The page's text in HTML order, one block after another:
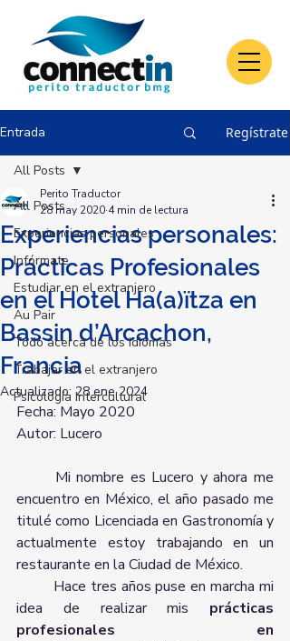
Entrada Regístrate
All Posts
Experiencias personales
Infórmate
Estudiar en el extranjero
Au Pair
Todo acerca de los idiomas
Trabajar en el extranjero
Psicología Intercultural
All Posts
Experiencias personales:
Prácticas Profesionales
en el Hotel Ha(a)ïtza en
Bassin d’Arcachon,
Francia
Perito Traductor
28 may 2020 4 min de lectura
Actualizado: 28 ene 2024
Fecha: Mayo 2020
Autor: Lucero
encuentro en México, el año pasado me
titulé como Licenciada en Gastronomía y
actualmente estoy trabajando en un
restaurante en la Ciudad de México.
idea de realizar mis prácticas
profesionales en